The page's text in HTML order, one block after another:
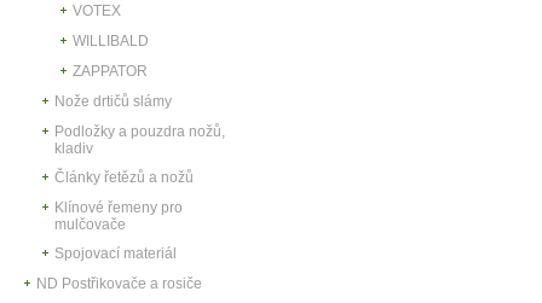
VOTEX
WILLIBALD
ZAPPATOR
Nože drtičů slámy
Podložky a pouzdra nožů,
kladiv
Články řetězů a nožů
Klínové řemeny pro
mulčovače
Spojovací materiál
ND Postřikovače a rosiče